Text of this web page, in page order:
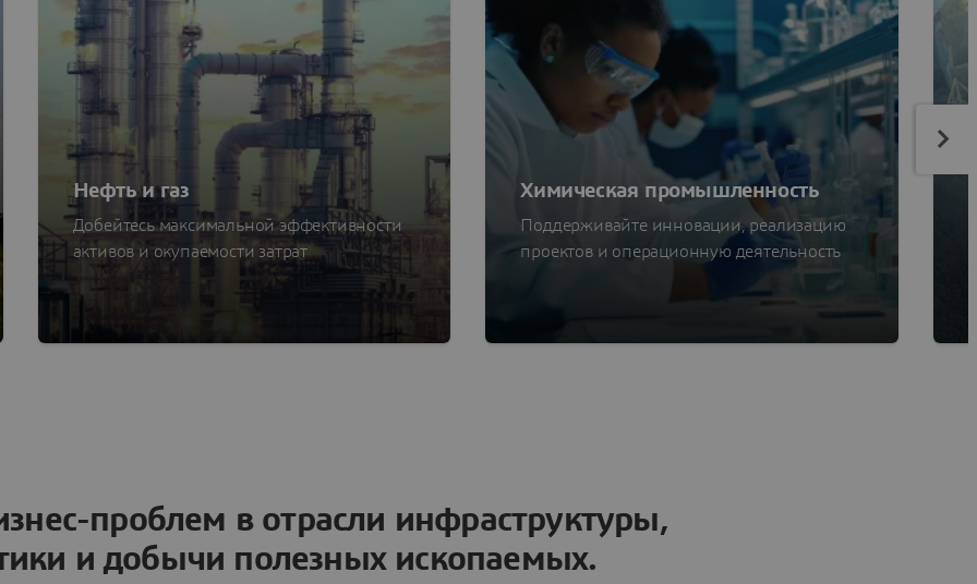
Нефть и газ
Добейтесь максимальной эффективности
активов и окупаемости затрат
Химическая промышленность
Поддерживайте инновации, реализацию
проблем в отрасли инфраструктуры,
и добычи полезных ископаемых.